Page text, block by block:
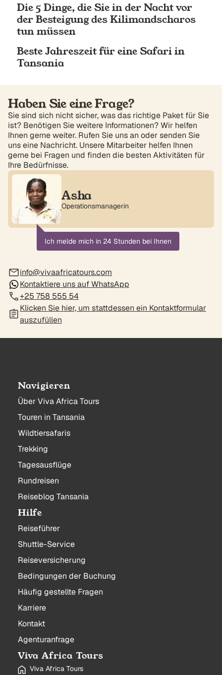
Die 5 Dinge, die Sie in der Nacht vor
der Besteigung des Kilimandscharos
tun müssen
Beste Jahreszeit für eine Safari in
Tansania
Haben Sie eine Frage?
Sie sind sich nicht sicher, was das richtige Paket für Sie
ist? Benötigen Sie weitere Informationen? Wir helfen
Ihnen gerne weiter. Rufen Sie uns an oder senden Sie
uns eine Nachricht. Unsere Mitarbeiter helfen Ihnen
gerne bei Fragen und finden die besten Aktivitäten für
Ihre Bedürfnisse.
Asha
Operationsmanagerin
Ich melde mich in 24 Stunden bei Ihnen
info@vivaafricatours.com
Kontaktiere uns auf WhatsApp
+25 758 555 54
Klicken Sie hier, um stattdessen ein Kontaktformular
auszufüllen
Navigieren
Über Viva Africa Tours
Touren in Tansania
Wildtiersafaris
Trekking
Tagesausflüge
Rundreisen
Reiseblog Tansania
Hilfe
Reiseführer
Shuttle-Service
Reiseversicherung
Bedingungen der Buchung
Häufig gestellte Fragen
Karriere
Kontakt
Agenturanfrage
Viva Africa Tours
Viva Africa Tours